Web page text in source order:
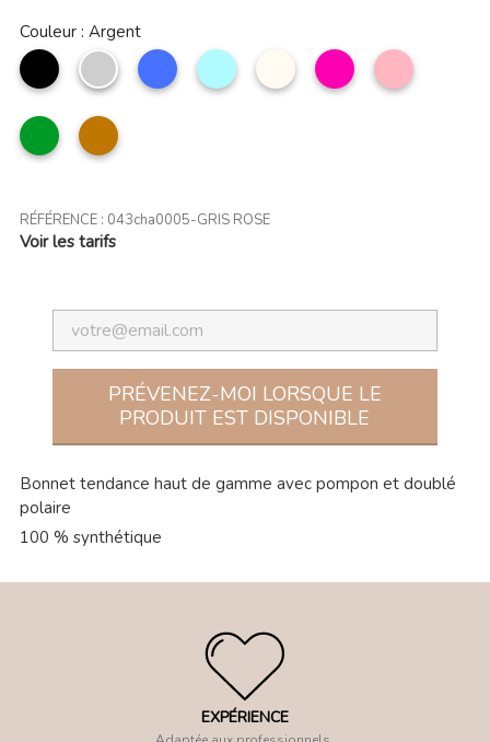
Couleur : Argent
noir Argent Bleu
Bleu
ciel
Beige Fuchsia
Rose
clair
vert
anglais
camel
RÉFÉRENCE : 043cha0005-GRIS ROSE
Voir les tarifs
PRÉVENEZ-MOI LORSQUE LE
PRODUIT EST DISPONIBLE
Bonnet tendance haut de gamme avec pompon et doublé
polaire
100 % synthétique
EXPÉRIENCE